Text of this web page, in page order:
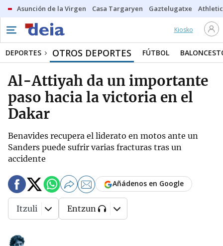
Asunción de la Virgen Casa Targaryen Gaztelugatxe Athletic
Kiosko
DEPORTES OTROS DEPORTES FÚTBOL
Al-Attiyah da un importante
paso hacia la victoria en el
Dakar
Benavides recupera el liderato en motos ante un
Sanders puede sufrir varias fracturas tras un
accidente
Añádenos en Google
Itzuli Entzun